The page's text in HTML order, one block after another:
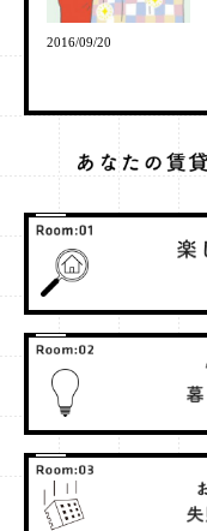
2016/09/20